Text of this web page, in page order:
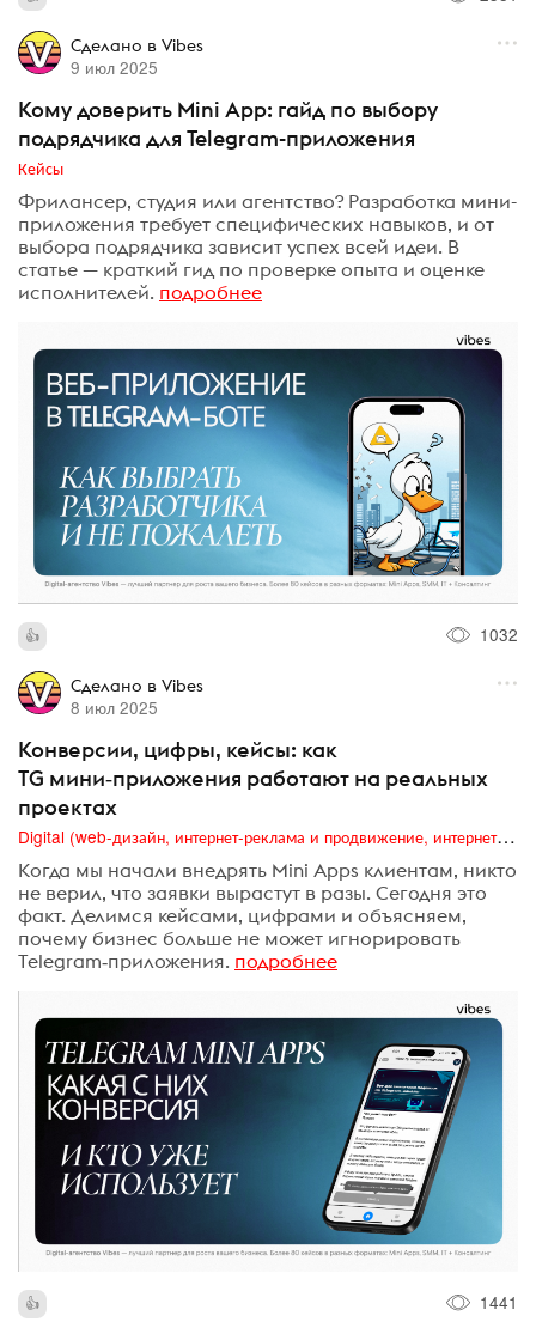
Сделано в Vibes
9 июл 2025
Кому доверить Mini App: гайд по выбору
подрядчика для Telegram-приложения
Кейсы
Фрилансер, студия или агентство? Разработка мини-
приложения требует специфических навыков, и от
выбора подрядчика зависит успех всей идеи. В
статье — краткий гид по проверке опыта и оценке
исполнителей. подробнее
1032
Сделано в Vibes
8 июл 2025
Конверсии, цифры, кейсы: как
TG мини‑приложения работают на реальных
проектах
Digital (web-дизайн, интернет-реклама и продвижение, интернет-сообщества и блоги, интернет-коммуникации, мобильный маркетинг, реклама на цифровых экранах)
Когда мы начали внедрять Mini Apps клиентам, никто
не верил, что заявки вырастут в разы. Сегодня это
факт. Делимся кейсами, цифрами и объясняем,
почему бизнес больше не может игнорировать
Telegram‑приложения. подробнее
1441